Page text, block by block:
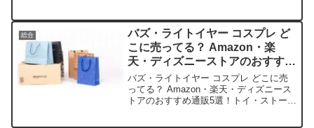
ットを手短に紹介します。サクッとチェ
ックして、すぐゲットしま...
総合
バズ・ライトイヤー コスプレ ど
こに売ってる？ Amazon・楽
天・ディズニーストアのおすすめ
通販5選！
バズ・ライトイヤー コスプレ どこに売
ってる？ Amazon・楽天・ディズニース
トアのおすすめ通販5選！トイ・ストーリ